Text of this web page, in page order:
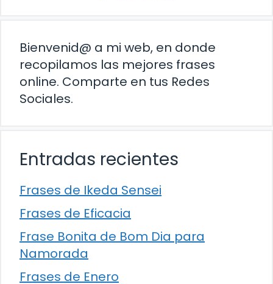
Bienvenid@ a mi web, en donde
recopilamos las mejores frases
online. Comparte en tus Redes
Sociales.
Entradas recientes
Frases de Ikeda Sensei
Frases de Eficacia
Frase Bonita de Bom Dia para
Namorada
Frases de Enero